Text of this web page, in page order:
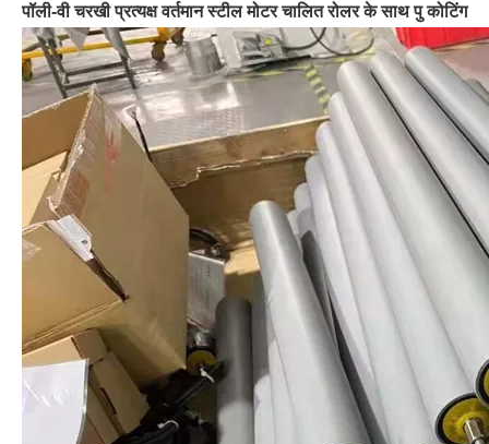
पॉली-वी चरखी प्रत्यक्ष वर्तमान स्टील मोटर चालित रोलर के साथ पु कोटिंग